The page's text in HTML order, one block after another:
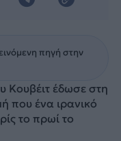
πηγή στην
Κουβέιτ έδωσε στη
που ένα ιρανικό
το πρωί το